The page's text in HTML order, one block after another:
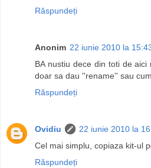
Răspundeți
Anonim 22 iunie 2010 la
BA nustiu dece din toti de
doar sa dau ''rename'' sau
Răspundeți
Ovidiu
22 iunie 2010 la
Cel mai simplu, copiaza kit-ul
Răspundeți